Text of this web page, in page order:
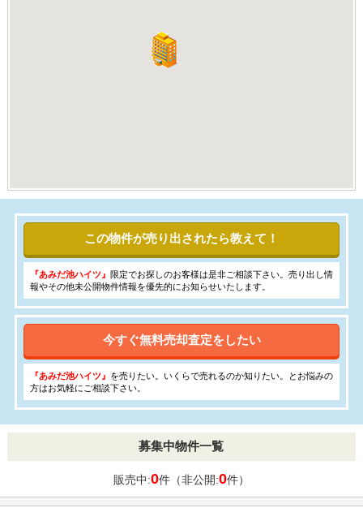
この物件が売り出されたら教えて！
『あみだ池ハイツ』 限定でお探しのお客様は是非ご相談下さい。売り出し情
報やその他未公開物件情報を優先的にお知らせいたします。
今すぐ無料売却査定をしたい
『あみだ池ハイツ』 を売りたい。いくらで売れるのか知りたい。とお悩みの
方はお気軽にご相談下さい。
募集中物件一覧
販売中:0件（非公開:0件）